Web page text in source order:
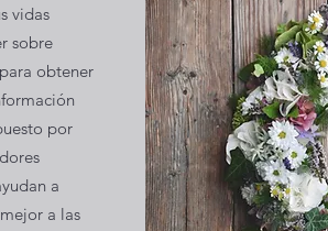
vidas
sobre
obtener
por
a
a las